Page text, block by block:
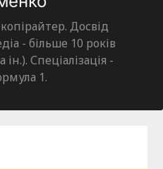
Досвід
- більше 10 років
Спеціалізація -
1.